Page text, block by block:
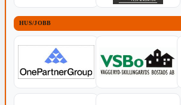
HUS/JOBB